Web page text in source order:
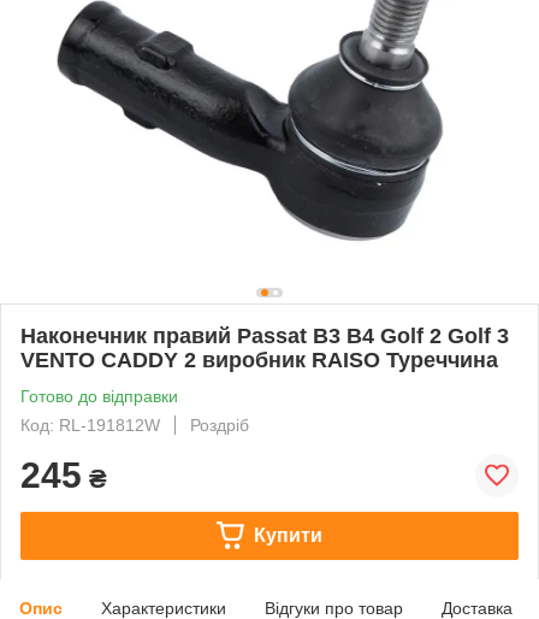
Наконечник правий Passat B3 B4 Golf 2 Golf 3
VENTO CADDY 2 виробник RAISO Туреччина
Готово до відправки
Код: RL-191812W
Роздріб
245 ₴
Купити
Опис Характеристики Відгуки про товар Доставка